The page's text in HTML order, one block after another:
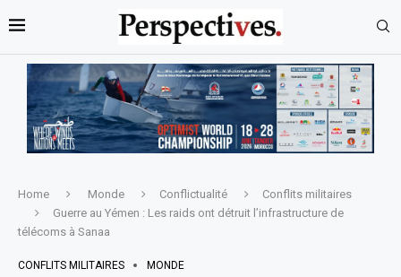
Home Monde Conflictualité
Conflits militaires
Guerre au Yémen : Les raids ont détruit l’infrastructure de
télécoms à Sanaa
CONFLITS MILITAIRES MONDE